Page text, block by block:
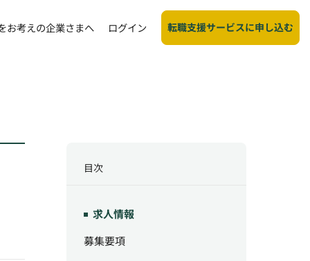
お考えの企業さまへ ログイン 転職支援サービスに申し込む
目次
求人情報
募集要項